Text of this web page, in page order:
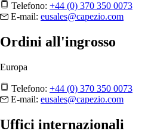
Telefono: +44 (0) 370 350 0073
E-mail: eusales@capezio.com
Ordini all'ingrosso
Europa
Telefono: +44 (0) 370 350 0073
E-mail: eusales@capezio.com
Uffici internazionali